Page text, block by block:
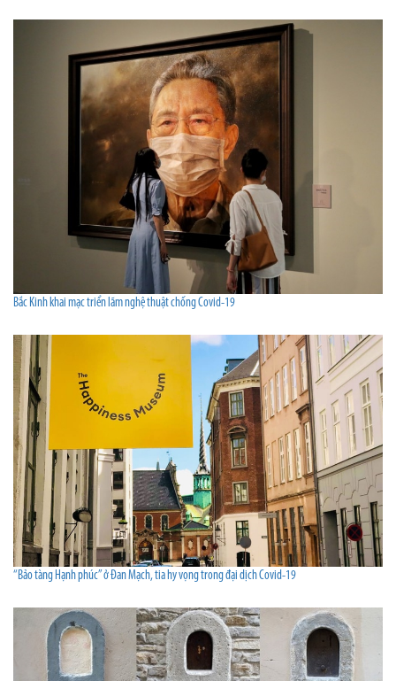
Bắc Kinh khai mạc triển lãm nghệ thuật chống Covid-19
“Bảo tàng Hạnh phúc” ở Đan Mạch, tia hy vọng trong đại dịch Covid-19